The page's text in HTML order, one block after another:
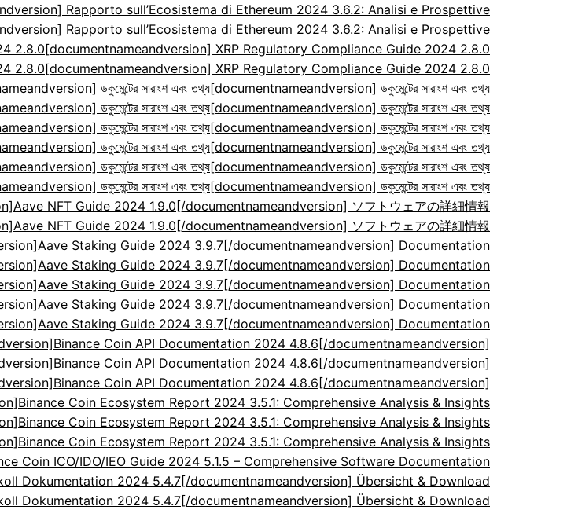
Rapporto sull’Ecosistema di Ethereum 2024 3.6.2: Analisi e Prospettive
Rapporto sull’Ecosistema di Ethereum 2024 3.6.2: Analisi e Prospettive
2.8.0[documentnameandversion] XRP Regulatory Compliance Guide 2024 2.8.0
2.8.0[documentnameandversion] XRP Regulatory Compliance Guide 2024 2.8.0
ডকুমেন্টের সারাংশ এবং তথ্য[documentnameandversion] ডকুমেন্টের সারাংশ এবং তথ্য
ডকুমেন্টের সারাংশ এবং তথ্য[documentnameandversion] ডকুমেন্টের সারাংশ এবং তথ্য
ডকুমেন্টের সারাংশ এবং তথ্য[documentnameandversion] ডকুমেন্টের সারাংশ এবং তথ্য
ডকুমেন্টের সারাংশ এবং তথ্য[documentnameandversion] ডকুমেন্টের সারাংশ এবং তথ্য
ডকুমেন্টের সারাংশ এবং তথ্য[documentnameandversion] ডকুমেন্টের সারাংশ এবং তথ্য
ডকুমেন্টের সারাংশ এবং তথ্য[documentnameandversion] ডকুমেন্টের সারাংশ এবং তথ্য
NFT Guide 2024 1.9.0[/documentnameandversion] ソフトウェアの詳細情報
NFT Guide 2024 1.9.0[/documentnameandversion] ソフトウェアの詳細情報
Staking Guide 2024 3.9.7[/documentnameandversion] Documentation
Staking Guide 2024 3.9.7[/documentnameandversion] Documentation
Staking Guide 2024 3.9.7[/documentnameandversion] Documentation
Staking Guide 2024 3.9.7[/documentnameandversion] Documentation
Staking Guide 2024 3.9.7[/documentnameandversion] Documentation
Coin API Documentation 2024 4.8.6[/documentnameandversion]
Coin API Documentation 2024 4.8.6[/documentnameandversion]
Coin API Documentation 2024 4.8.6[/documentnameandversion]
Coin Ecosystem Report 2024 3.5.1: Comprehensive Analysis & Insights
Coin Ecosystem Report 2024 3.5.1: Comprehensive Analysis & Insights
Coin Ecosystem Report 2024 3.5.1: Comprehensive Analysis & Insights
Coin ICO/IDO/IEO Guide 2024 5.1.5 – Comprehensive Software Documentation
Dokumentation 2024 5.4.7[/documentnameandversion] Übersicht & Download
Dokumentation 2024 5.4.7[/documentnameandversion] Übersicht & Download